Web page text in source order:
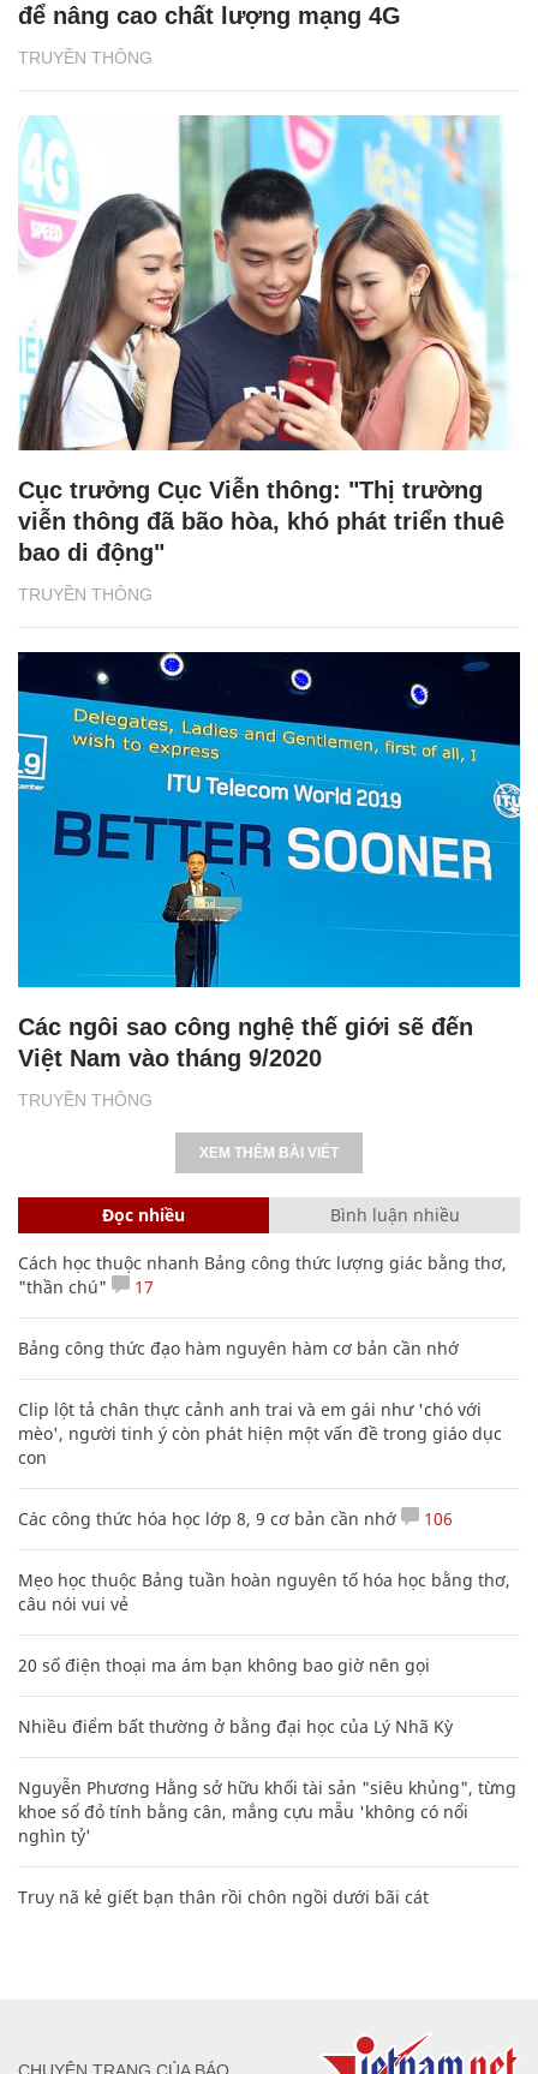
TRUYỀN THÔNG
để nâng cao chất lượng mạng 4G
TRUYỀN THÔNG
Cục trưởng Cục Viễn thông: "Thị trường
viễn thông đã bão hòa, khó phát triển thuê
bao di động"
TRUYỀN THÔNG
Các ngôi sao công nghệ thế giới sẽ đến
Việt Nam vào tháng 9/2020
XEM THÊM BÀI VIẾT
Đọc nhiều Bình luận nhiều
Cách học thuộc nhanh Bảng công thức lượng giác bằng thơ,
"thần chú"
17
Bảng công thức đạo hàm nguyên hàm cơ bản cần nhớ
Clip lột tả chân thực cảnh anh trai và em gái như 'chó với
mèo', người tinh ý còn phát hiện một vấn đề trong giáo dục
con
Các công thức hóa học lớp 8, 9 cơ bản cần nhớ 106
Mẹo học thuộc Bảng tuần hoàn nguyên tố hóa học bằng thơ,
câu nói vui vẻ
20 số điện thoại ma ám bạn không bao giờ nên gọi
Nhiều điểm bất thường ở bằng đại học của Lý Nhã Kỳ
Nguyễn Phương Hằng sở hữu khối tài sản "siêu khủng", từng
khoe sổ đỏ tính bằng cân, mắng cựu mẫu 'không có nổi
nghìn tỷ'
Truy nã kẻ giết bạn thân rồi chôn ngồi dưới bãi cát